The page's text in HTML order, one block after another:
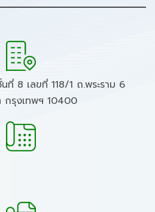
ที่ 8 เลขที่ 118/1 ถ.พระราม 6
รุงเทพฯ 10400